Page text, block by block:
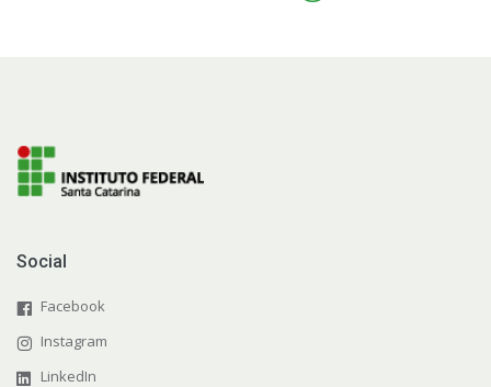
Social
Facebook
Instagram
LinkedIn